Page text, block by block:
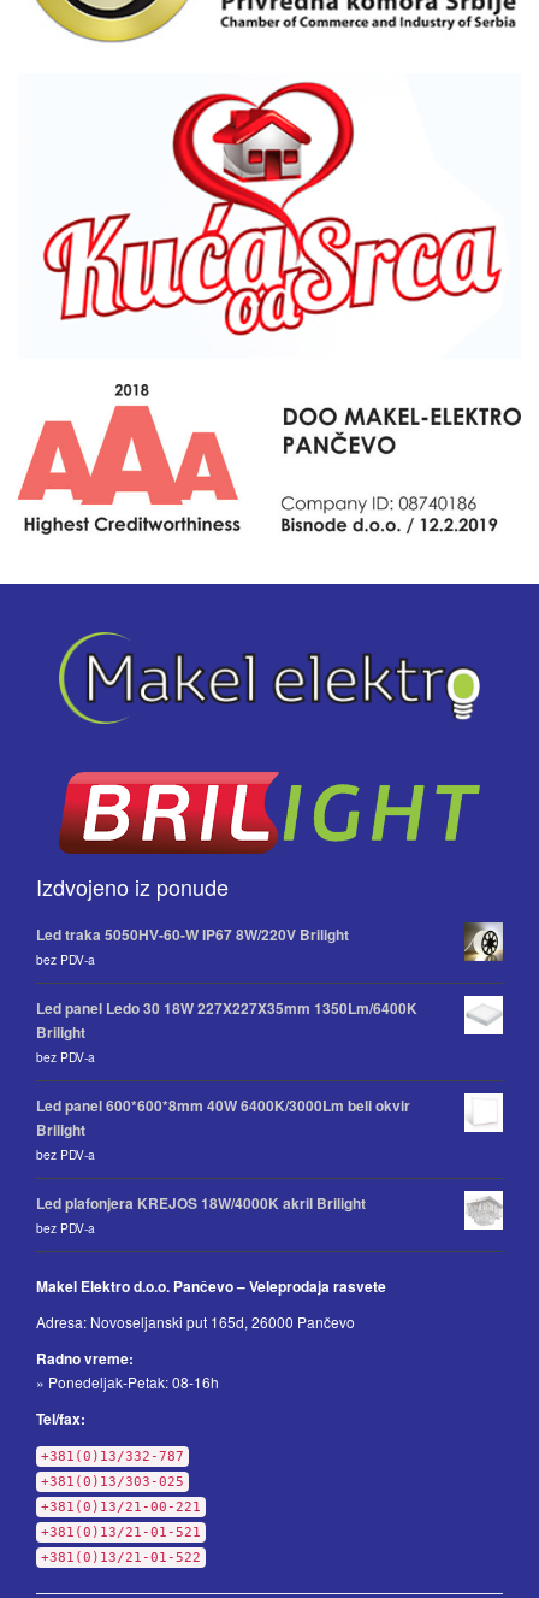
Izdvojeno iz ponude
Led traka 5050HV-60-W IP67 8W/220V Brilight
bez PDV-a
Led panel Ledo 30 18W 227X227X35mm 1350Lm/6400K
Brilight
bez PDV-a
Led panel 600*600*8mm 40W 6400K/3000Lm beli okvir
Brilight
bez PDV-a
Led plafonjera KREJOS 18W/4000K akril Brilight
bez PDV-a
Makel Elektro d.o.o. Pančevo – Veleprodaja rasvete
Adresa: Novoseljanski put 165d, 26000 Pančevo
Radno vreme:
» Ponedeljak-Petak: 08-16h
Tel/fax:
+381(0)13/332-787
+381(0)13/303-025
+381(0)13/21-00-221
+381(0)13/21-01-521
+381(0)13/21-01-522